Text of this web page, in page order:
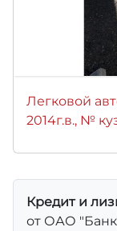
Легковой
2014г.в., №
Кредит и
от ОАО